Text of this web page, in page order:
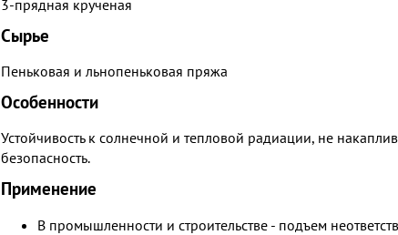
3-прядная крученая
Сырье
Пеньковая и льнопеньковая пряжа
Особенности
Устойчивость к солнечной и тепловой радиации, не
безопасность.
Применение
В промышленности и строительстве - подъем